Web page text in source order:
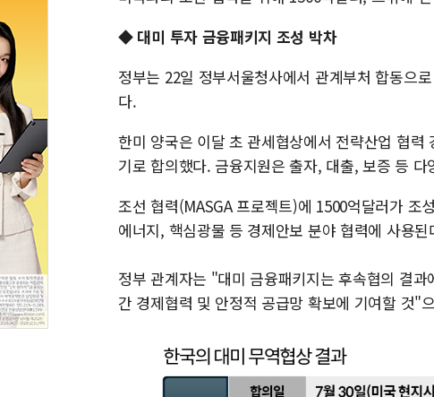
◆ 대미 투자 금융패키지 조성 박차
정부는 22일 정부서울청사에서 관계부처 합동으
다.
한미 양국은 이달 초 관세협상에서 전략산업 협
기로 합의했다. 금융지원은 출자, 대출, 보증 등
조선 협력(MASGA 프로젝트)에 1500억달러가
에너지, 핵심광물 등 경제안보 분야 협력에 사용된
정부 관계자는 "대미 금융패키지는 후속협의 결
간 경제협력 및 안정적 공급망 확보에 기여할 것"